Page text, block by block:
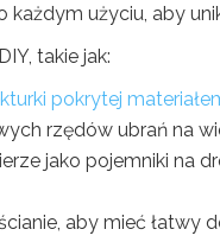
użyciu, aby
takie jak:
pokrytej
rzędów ubrań na
jako pojemniki na
aby mieć łatwy